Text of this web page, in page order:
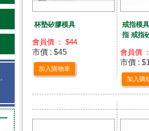
杯墊矽膠模具
會員價 ： $44
市價 : $45
加入購物車
戒指模
指 戒指
會員價
市價 :
加入購